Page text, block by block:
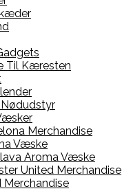
Til Kæresten
Nødudstyr
Merchandise
Væske
Aroma Væske
United Merchandise
Merchandise